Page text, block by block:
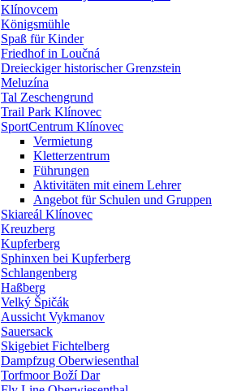
Klínovcem
Königsmühle
Spaß für Kinder
Friedhof in Loučná
Dreieckiger historischer Grenzstein
Meluzína
Tal Zeschengrund
Trail Park Klínovec
SportCentrum Klínovec
Vermietung
Kletterzentrum
Führungen
Aktivitäten mit einem Lehrer
Angebot für Schulen und Gruppen
Skiareál Klínovec
Kreuzberg
Kupferberg
Sphinxen bei Kupferberg
Schlangenberg
Haßberg
Velký Špičák
Aussicht Vykmanov
Sauersack
Skigebiet Fichtelberg
Dampfzug Oberwiesenthal
Torfmoor Boží Dar